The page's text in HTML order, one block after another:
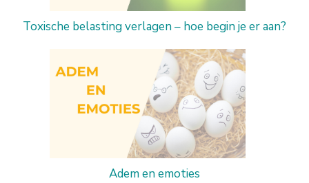
Toxische belasting verlagen – hoe begin je er aan?
Adem en emoties